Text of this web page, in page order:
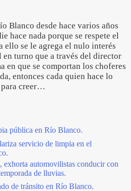
Blanco desde hace varios años
hace nada porque se respete el
ello se le agrega el nulo interés
turno que a través del director
en que se comportan los choferes
entonces cada quien hace lo
para creer…
pública en Río Blanco.
servicio de limpia en el
exhorta automovilistas conducir con
de lluvias.
de tránsito en Río Blanco.